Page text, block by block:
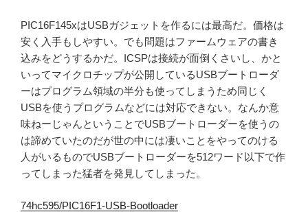
PIC16F145xはUSBガジェットを作るには最高だ。価格は
安く入手もしやすい。でも問題はファームウェアの書き
込みをどうするかだ。ICSPは接続が面倒くさいし、かと
いってマイクロチップが公開しているUSBブートローダ
ーはプログラム領域の半分も使ってしまうため同じく
USBを使うプログラムなどには対応できない。なんか意
味ねーじゃんということでUSBブートローダーを使うの
は諦めていたのだが世の中には凄いことをやってのける
人がいるものでUSBブートローダーを512ワード以下で作
ってしまった猛者を発見してしまった。
74hc595/PIC16F1-USB-Bootloader